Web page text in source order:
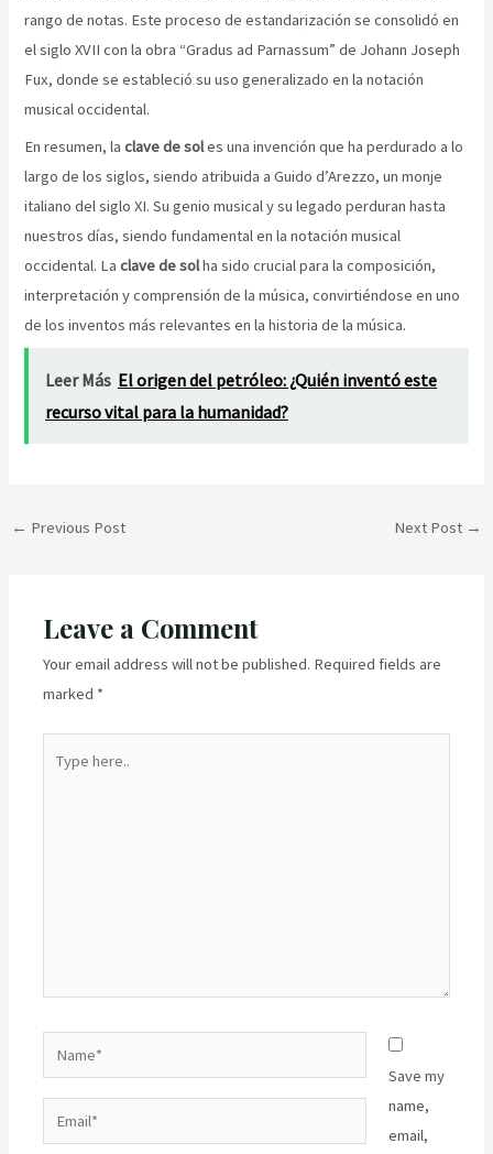
rango de notas. Este proceso de estandarización se consolidó en
el siglo XVII con la obra “Gradus ad Parnassum” de Johann Joseph
Fux, donde se estableció su uso generalizado en la notación
musical occidental.
En resumen, laclave de soles una invención que ha perdurado a lo
largo de los siglos, siendo atribuida a Guido d’Arezzo, un monje
italiano del siglo XI. Su genio musical y su legado perduran hasta
nuestros días, siendo fundamental en la notación musical
occidental. Laclave de solha sido crucial para la composición,
interpretación y comprensión de la música, convirtiéndose en uno
de los inventos más relevantes en la historia de la música.
Leer Más El origen del petróleo: ¿Quién inventó este
recurso vital para la humanidad?
Post
← Previous Post Next Post →
Leave a Comment
Your email address will not be published. Required fields are
marked *
here..
Save my
name,
email,